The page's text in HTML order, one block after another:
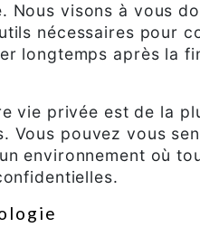
Nous visons à vous
nécessaires pour
longtemps après la
vie privée est de la
Vous pouvez vous
environnement où